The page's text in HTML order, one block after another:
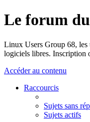
Le forum
Linux Users Group 68,
logiciels libres. Inscription
Accéder au contenu
Raccourcis
Sujets sans
Sujets actifs